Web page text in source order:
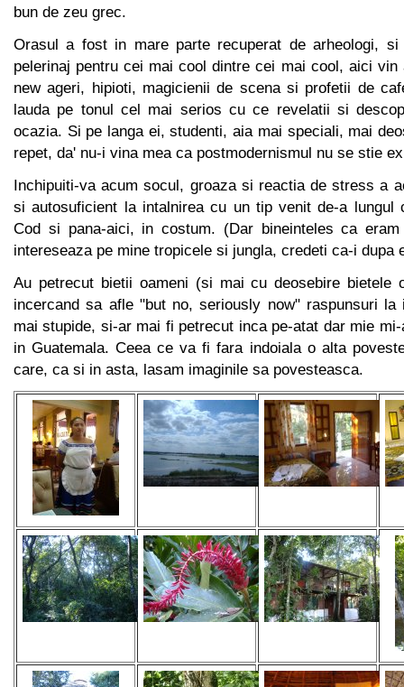
bun de zeu grec.
Orasul a fost in mare parte recuperat de arheologi,
pelerinaj pentru cei mai cool dintre cei mai cool, aici vin
new ageri, hipioti, magicienii de scena si profetii de
lauda pe tonul cel mai serios cu ce revelatii si
ocazia. Si pe langa ei, studenti, aia mai speciali, mai
repet, da' nu-i vina mea ca postmodernismul nu se stie
Inchipuiti-va acum socul, groaza si reactia de stress a
si autosuficient la intalnirea cu un tip venit de-a lungul
Cod si pana-aici, in costum. (Dar bineinteles ca
intereseaza pe mine tropicele si jungla, credeti ca-i dupa
Au petrecut bietii oameni (si mai cu deosebire bietele
incercand sa afle "but no, seriously now" raspunsuri la
mai stupide, si-ar mai fi petrecut inca pe-atat dar mie
in Guatemala. Ceea ce va fi fara indoiala o alta
care, ca si in asta, lasam imaginile sa povesteasca.